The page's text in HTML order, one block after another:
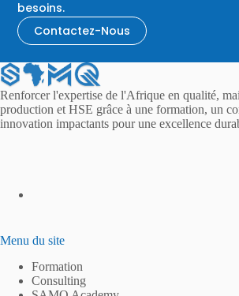
besoins.
Contactez-Nous
Renforcer l'expertise de l'Afrique en qualité,
production et HSE grâce à une formation, un
innovation impactants pour une excellence
Menu du site
Formation
Consulting